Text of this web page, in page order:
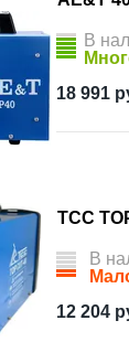
В
18 991
ТСС
В
12 204